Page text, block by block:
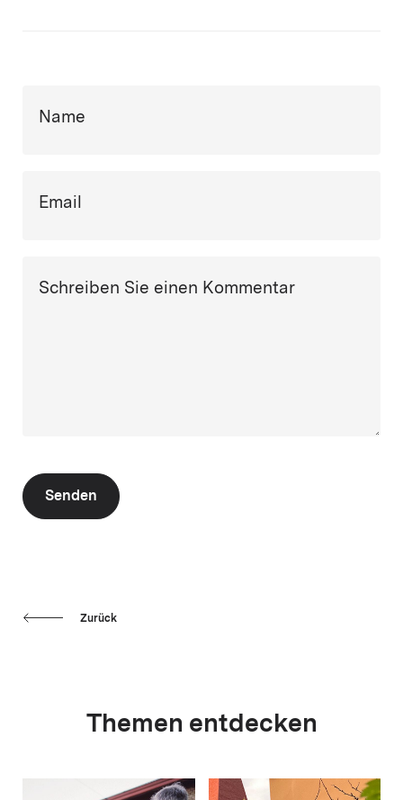
Name
Email
Schreiben Sie einen Kommentar
Senden
Zurück
Themen entdecken